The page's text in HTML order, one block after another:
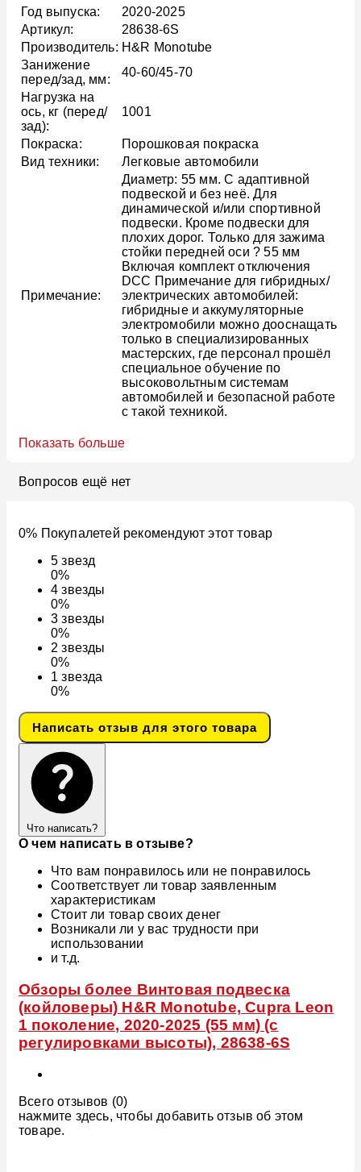
Год выпуска:
2020-2025
Артикул:
28638-6S
Производитель: H&R Monotube
Занижение
перед/зад, мм:
40-60/45-70
Нагрузка на
ось, кг (перед/
зад):
1001
Покраска:
Порошковая покраска
Вид техники:
Легковые автомобили
Примечание:
Диаметр: 55 мм. С адаптивной
подвеской и без неё. Для
динамической и/или спортивной
подвески. Кроме подвески для
плохих дорог. Только для зажима
стойки передней оси ? 55 мм
Включая комплект отключения
DCC Примечание для гибридных/
электрических автомобилей:
гибридные и аккумуляторные
электромобили можно дооснащать
только в специализированных
мастерских, где персонал прошёл
специальное обучение по
высоковольтным системам
автомобилей и безопасной работе
с такой техникой.
Показать больше
Вопросов ещё нет
0% Покупалетей рекомендуют этот товар
5звезд
0%
4звезды
0%
3звезды
0%
2звезды
0%
1звезда
0%
Написать отзыв для этого товара
Что написать?
О чем написать в отзыве?
Что вам понравилось или не понравилось
Соответствует ли товар заявленным
характеристикам
Стоит ли товар своих денег
Возникали ли у вас трудности при
использовании
и т.д.
Обзоры более Винтовая подвеска
(койловеры) H&R Monotube, Cupra Leon
1 поколение, 2020-2025 (55 мм) (с
регулировками высоты), 28638-6S
Всего отзывов (0)
нажмите здесь, чтобы добавить отзыв об этом
товаре.